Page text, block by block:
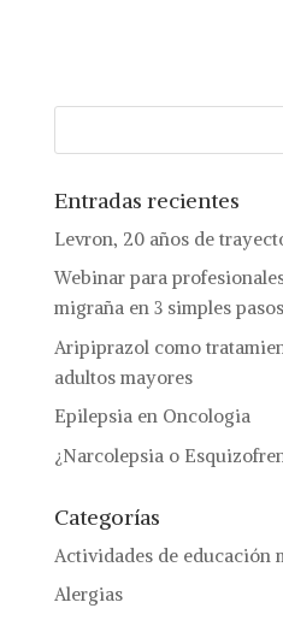
Entradas recientes
Levron, 20 años de
Webinar para
migraña en 3 simples pasos
Aripiprazol como
adultos mayores
Epilepsia en Oncologia
¿Narcolepsia o
Categorías
Actividades de educación
Alergias